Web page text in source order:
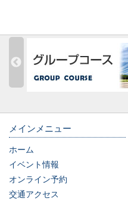
メインメニュー
ホーム
イベント情報
オンライン予約
交通アクセス